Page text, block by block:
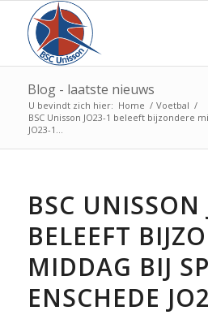
Blog - laatste nieuws
U bevindt zich hier: Home / Voetbal /
BSC Unisson JO23-1 beleeft bijzondere
JO23-1...
BSC UNISSON
BELEEFT
MIDDAG BIJ
ENSCHEDE